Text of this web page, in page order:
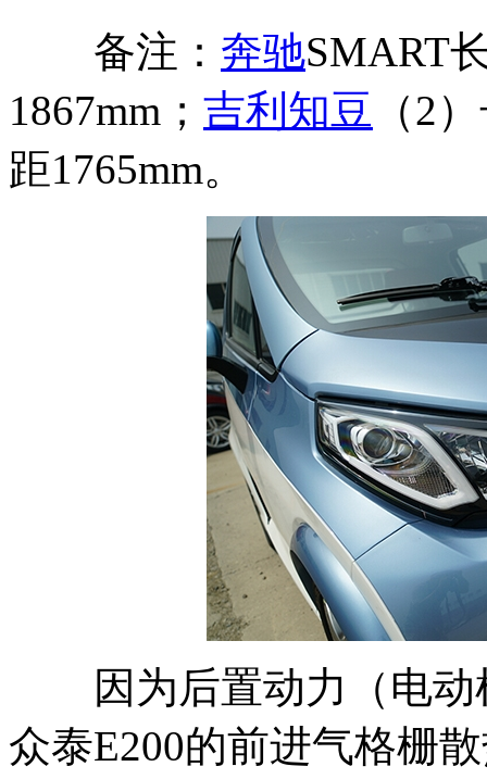
备注： 奔驰SMART
1867mm； 吉利 知豆 （2
距1765mm。
因为后置动力（电动
众泰E200的前进气格栅